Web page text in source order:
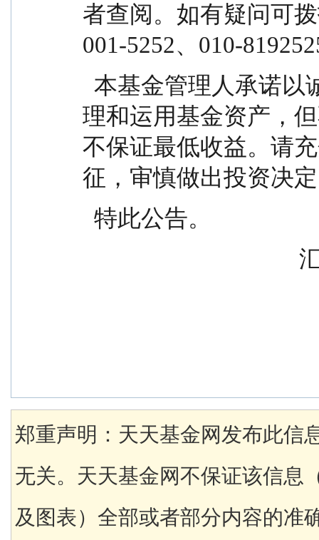
者查阅。如有疑问可
001-5252、010-
理和运用基金资产，
不保证最低收益。请
征，审慎做出投资决
  特此公告。
郑重声明：天天基金网发布此信
无关。天天基金网不保证该信息
及图表）全部或者部分内容的准